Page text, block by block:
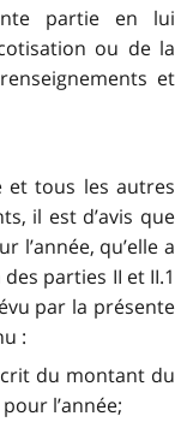
partie en lui
ou de la
et
et tous les autres
il est d’avis que
l’année, qu’elle a
parties II et II.1
par la présente
:
du montant du
l’année;